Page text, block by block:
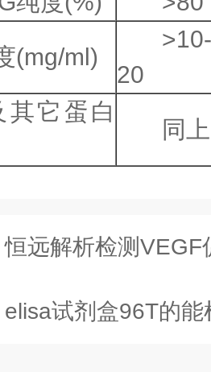
(mg/ml)
>10-
20
其它蛋白
同上
恒远解析检测VEGF促进血
elisa试剂盒96T的能检测多少